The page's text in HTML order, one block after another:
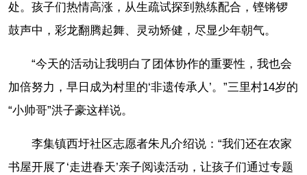
处。孩子们热情高涨，从生疏试探到熟练配合，铿锵锣
鼓声中，彩龙翻腾起舞、灵动矫健，尽显少年朝气。
“今天的活动让我明白了团体协作的重要性，我也会
加倍努力，早日成为村里的‘非遗传承人’。”三里村14岁的
“小帅哥”洪子豪这样说。
李集镇西圩社区志愿者朱凡介绍说：“我们还在农家
书屋开展了‘走进春天’亲子阅读活动，让孩子们通过专题